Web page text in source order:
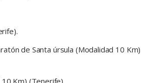
de Santa úrsula (Modalidad 10 Km)
Km) (Tenerife).